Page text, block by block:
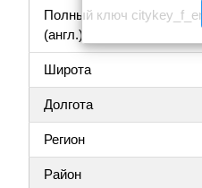
Полный ключ citykey_f_en
(англ.)
Широта
Долгота
Регион
Район